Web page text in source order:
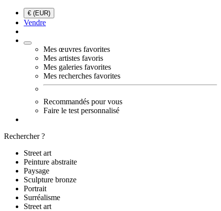
€ (EUR)
Vendre
Mes œuvres favorites
Mes artistes favoris
Mes galeries favorites
Mes recherches favorites
Recommandés pour vous
Faire le test personnalisé
Rechercher ?
Street art
Peinture abstraite
Paysage
Sculpture bronze
Portrait
Surréalisme
Street art